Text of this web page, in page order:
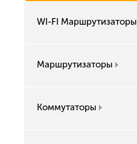
WI-FI Маршрутизаторы
Маршрутизаторы
Коммутаторы